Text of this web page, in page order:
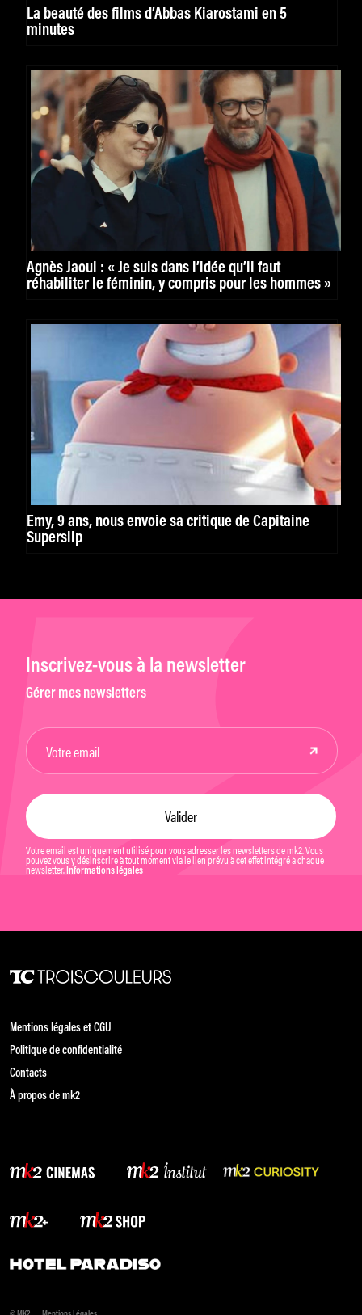
La beauté des films d’Abbas Kiarostami en 5
minutes
Agnès Jaoui : « Je suis dans l’idée qu’il faut
réhabiliter le féminin, y compris pour les hommes »
Emy, 9 ans, nous envoie sa critique de Capitaine
Superslip
Inscrivez-vous à la newsletter
Gérer mes newsletters
Votre email est uniquement utilisé pour vous adresser les newsletters de mk2. Vous
pouvez vous y désinscrire à tout moment via le lien prévu à cet effet intégré à chaque
newsletter. Informations légales
Mentions légales et CGU
Politique de confidentialité
Contacts
À propos de mk2